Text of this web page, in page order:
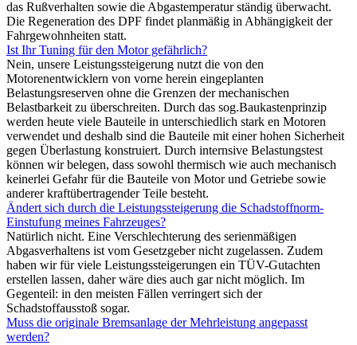
das Rußverhalten sowie die Abgastemperatur ständig überwacht.
Die Regeneration des DPF findet planmäßig in Abhängigkeit der
Fahrgewohnheiten statt.
Ist Ihr Tuning für den Motor gefährlich?
Nein, unsere Leistungssteigerung nutzt die von den
Motorenentwicklern von vorne herein eingeplanten
Belastungsreserven ohne die Grenzen der mechanischen
Belastbarkeit zu überschreiten. Durch das sog.Baukastenprinzip
werden heute viele Bauteile in unterschiedlich stark en Motoren
verwendet und deshalb sind die Bauteile mit einer hohen Sicherheit
gegen Überlastung konstruiert. Durch internsive Belastungstest
können wir belegen, dass sowohl thermisch wie auch mechanisch
keinerlei Gefahr für die Bauteile von Motor und Getriebe sowie
anderer kraftübertragender Teile besteht.
Ändert sich durch die Leistungssteigerung die Schadstoffnorm-
Einstufung meines Fahrzeuges?
Natürlich nicht. Eine Verschlechterung des serienmäßigen
Abgasverhaltens ist vom Gesetzgeber nicht zugelassen. Zudem
haben wir für viele Leistungssteigerungen ein TÜV-Gutachten
erstellen lassen, daher wäre dies auch gar nicht möglich. Im
Gegenteil: in den meisten Fällen verringert sich der
Schadstoffausstoß sogar.
Muss die originale Bremsanlage der Mehrleistung angepasst
werden?